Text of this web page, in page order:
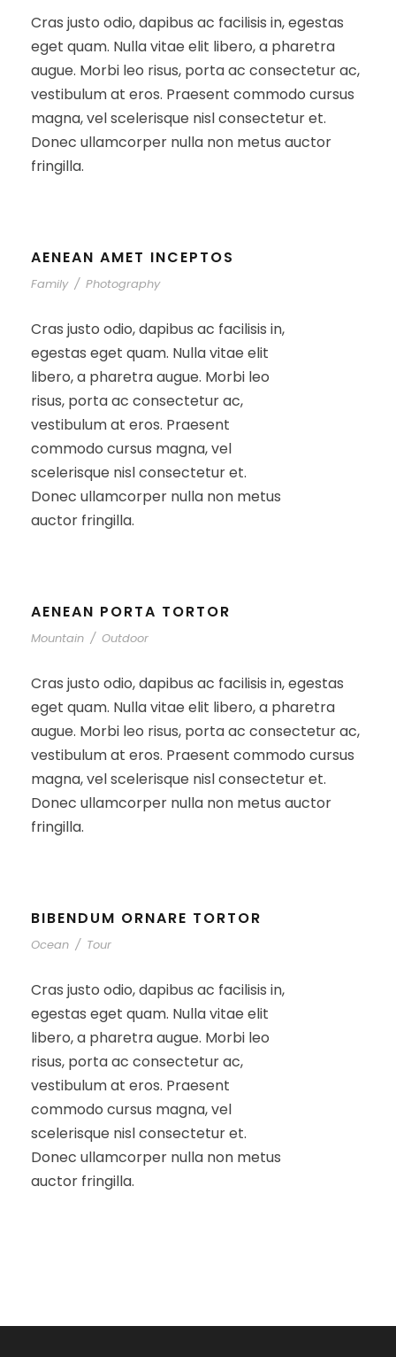
Cras justo odio, dapibus ac facilisis in, egestas
eget quam. Nulla vitae elit libero, a pharetra
augue. Morbi leo risus, porta ac consectetur ac,
vestibulum at eros. Praesent commodo cursus
magna, vel scelerisque nisl consectetur et.
Donec ullamcorper nulla non metus auctor
fringilla.
AENEAN AMET INCEPTOS
Family / Photography
Cras justo odio, dapibus ac facilisis in,
egestas eget quam. Nulla vitae elit
libero, a pharetra augue. Morbi leo
risus, porta ac consectetur ac,
vestibulum at eros. Praesent
commodo cursus magna, vel
scelerisque nisl consectetur et.
Donec ullamcorper nulla non metus
auctor fringilla.
AENEAN PORTA TORTOR
Mountain / Outdoor
Cras justo odio, dapibus ac facilisis in, egestas
eget quam. Nulla vitae elit libero, a pharetra
augue. Morbi leo risus, porta ac consectetur ac,
vestibulum at eros. Praesent commodo cursus
magna, vel scelerisque nisl consectetur et.
Donec ullamcorper nulla non metus auctor
fringilla.
BIBENDUM ORNARE TORTOR
Ocean / Tour
Cras justo odio, dapibus ac facilisis in,
egestas eget quam. Nulla vitae elit
libero, a pharetra augue. Morbi leo
risus, porta ac consectetur ac,
vestibulum at eros. Praesent
commodo cursus magna, vel
scelerisque nisl consectetur et.
Donec ullamcorper nulla non metus
auctor fringilla.